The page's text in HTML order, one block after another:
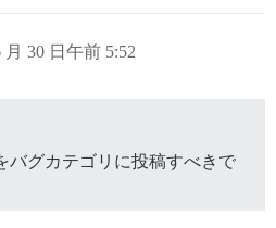
月 30 日午前 5:52
バグカテゴリに投稿すべきで